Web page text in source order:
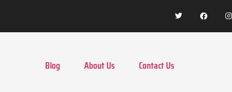
Blog About Us Contact Us